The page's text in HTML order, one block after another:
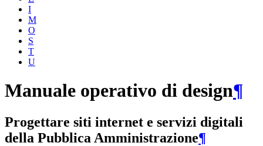
I
M
O
S
T
U
Manuale operativo di design¶
Progettare siti internet e servizi digitali
della Pubblica Amministrazione¶